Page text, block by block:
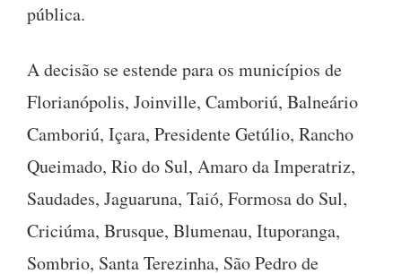
pública.
A decisão se estende para os municípios de
Florianópolis, Joinville, Camboriú, Balneário
Camboriú, Içara, Presidente Getúlio, Rancho
Queimado, Rio do Sul, Amaro da Imperatriz,
Saudades, Jaguaruna, Taió, Formosa do Sul,
Criciúma, Brusque, Blumenau, Ituporanga,
Sombrio, Santa Terezinha, São Pedro de